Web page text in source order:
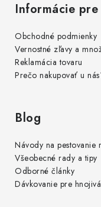
Informácie pre
Obchodné podmienky
Vernostné zľavy a
Reklamácia tovaru
Prečo nakupovať u
Blog
Návody na pestovanie
Všeobecné rady a tipy
Odborné články
Dávkovanie pre hnojivá